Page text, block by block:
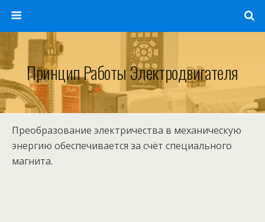
Принцип Работы Электродвигателя
Преобразование электричества в механическую
энергию обеспечивается за счёт специального
магнита.